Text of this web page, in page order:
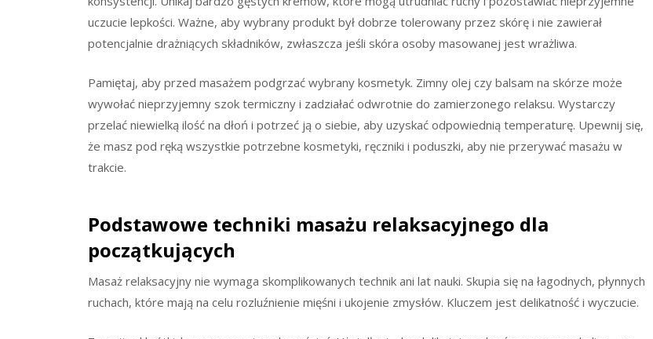
uczucie lepkości. Ważne, aby wybrany produkt był dobrze tolerowany przez skórę i nie zawierał
potencjalnie drażniących składników, zwłaszcza jeśli skóra osoby masowanej jest wrażliwa.
Pamiętaj, aby przed masażem podgrzać wybrany kosmetyk. Zimny olej czy balsam na skórze może
wywołać nieprzyjemny szok termiczny i zadziałać odwrotnie do zamierzonego relaksu. Wystarczy
przelać niewielką ilość na dłoń i potrzeć ją o siebie, aby uzyskać odpowiednią temperaturę. Upewnij się,
że masz pod ręką wszystkie potrzebne kosmetyki, ręczniki i poduszki, aby nie przerywać masażu w
trakcie.
Podstawowe techniki masażu relaksacyjnego dla
początkujących
Masaż relaksacyjny nie wymaga skomplikowanych technik ani lat nauki. Skupia się na łagodnych, płynnych
ruchach, które mają na celu rozluźnienie mięśni i ukojenie zmysłów. Kluczem jest delikatność i wyczucie.